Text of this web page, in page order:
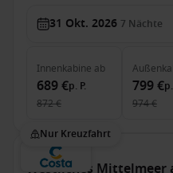
31 Okt. 2026 7 Nächte
Innenkabine ab
689 €p. P.
872 €
799 €
974 €
Nur Kreuzfahrt
Westliches Mittelmeer